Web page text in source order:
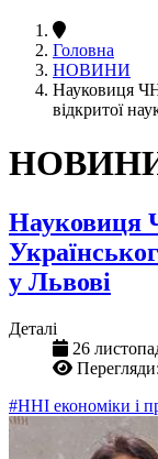
Головна
НОВИНИ
Науковиця
відкритої
Науковиця
у Львові
Деталі
26
#ННІ економіки і